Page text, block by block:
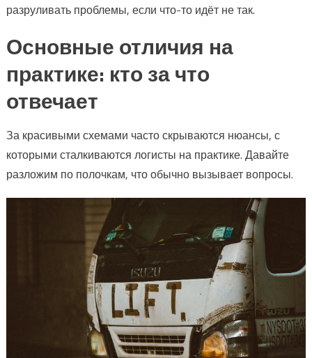
разруливать проблемы, если что-то идёт не так.
Основные отличия на
практике: кто за что
отвечает
За красивыми схемами часто скрываются нюансы, с
которыми сталкиваются логисты на практике. Давайте
разложим по полочкам, что обычно вызывает вопросы.